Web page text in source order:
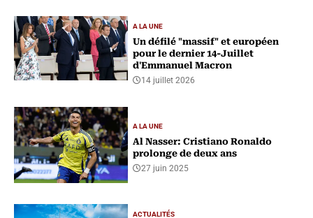
A LA UNE
Un défilé "massif" et européen
pour le dernier 14-Juillet
d'Emmanuel Macron
14 juillet 2026
A LA UNE
Al Nasser: Cristiano Ronaldo
prolonge de deux ans
27 juin 2025
ACTUALITÉS